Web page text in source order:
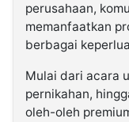
perusahaan,
memanfaatkan
berbagai
Mulai dari acara
pernikahan,
oleh-oleh